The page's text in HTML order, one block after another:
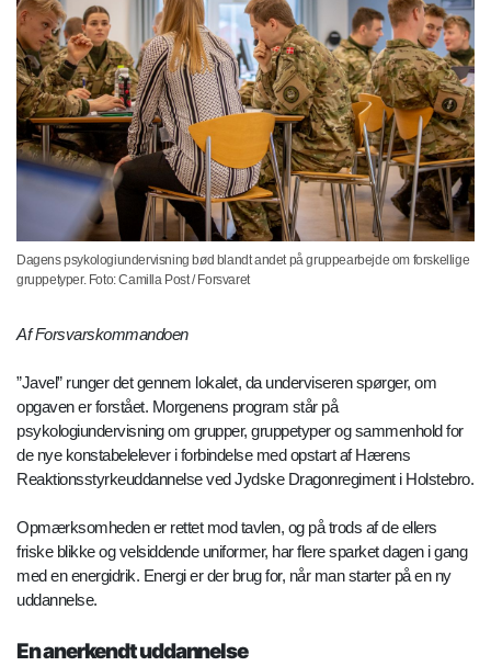
Dagens psykologiundervisning bød blandt andet på gruppearbejde om forskellige
gruppetyper. Foto: Camilla Post / Forsvaret
Af Forsvarskommandoen
”Javel” runger det gennem lokalet, da underviseren spørger, om
opgaven er forstået. Morgenens program står på
psykologiundervisning om grupper, gruppetyper og sammenhold for
de nye konstabelelever i forbindelse med opstart af Hærens
Reaktionsstyrkeuddannelse ved Jydske Dragonregiment i Holstebro.
Opmærksomheden er rettet mod tavlen, og på trods af de ellers
friske blikke og velsiddende uniformer, har flere sparket dagen i gang
med en energidrik. Energi er der brug for, når man starter på en ny
uddannelse.
En anerkendt uddannelse